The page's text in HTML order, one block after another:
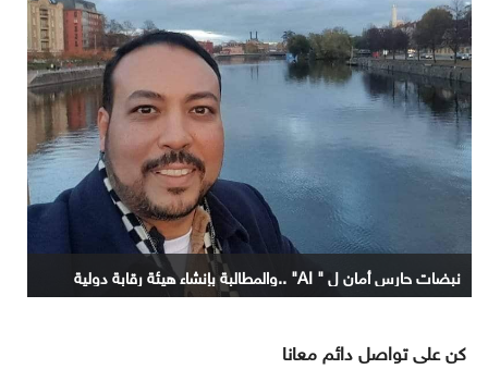
نبضات حارس أمان ل " AI" ..والمطالبة بإنشاء هيئة رقابة دولية
كن على تواصل دائم معانا